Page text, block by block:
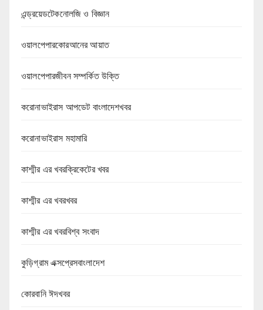
এন্ড্রয়েডটেকনোলজি ও বিজ্ঞান
ওয়ালপেপারকোরআনের আয়াত
ওয়ালপেপারজীবন সম্পর্কিত উক্তি
করোনাভাইরাস আপডেট বাংলাদেশখবর
করোনাভাইরাস মহামারি
কাশ্মীর এর খবরক্রিকেটের খবর
কাশ্মীর এর খবরখবর
কাশ্মীর এর খবরবিশ্ব সংবাদ
কুড়িগ্রাম এক্সপ্রেসবাংলাদেশ
কোরবানি ঈদখবর